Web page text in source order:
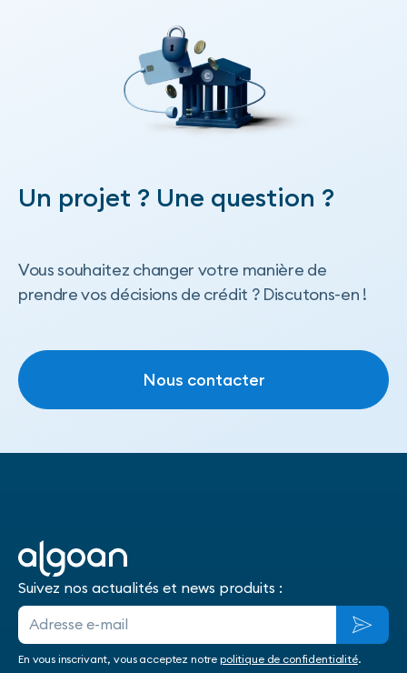
Un projet ? Une question ?
Vous souhaitez changer votre manière de
prendre vos décisions de crédit ? Discutons-en !
Nous contacter
Suivez nos actualités et news produits :
En vous inscrivant, vous acceptez notrepolitique de confidentialité.